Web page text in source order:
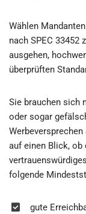
Wählen
nach SPEC 33452
ausgehen,
überprüften
Sie brauchen sich
oder sogar
auf einen Blick,
folgende
gute